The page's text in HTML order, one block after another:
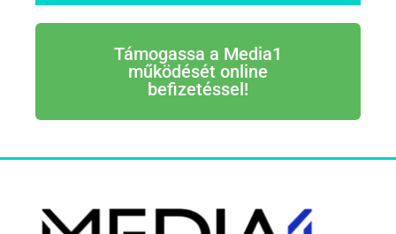
Támogassa a Media1
működését online
befizetéssel!